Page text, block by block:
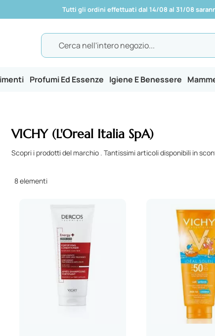
Tutti gli ordini effettuati dal 14/08 al 31/08
Profumi Ed Essenze Igiene E Benessere
VICHY (L'Oreal Italia SpA)
Scopri i prodotti del marchio . Tantissimi articoli disponibili in
8elementi